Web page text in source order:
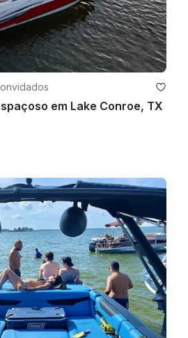
em Lake Conroe, TX